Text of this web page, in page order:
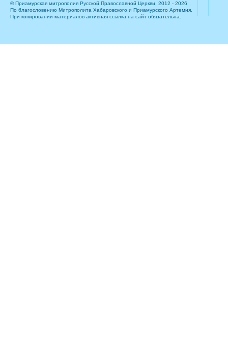
© Приамурская митрополия Русской Православной Церкви, 2012 - 2026
По благословению Митрополита Хабаровского и Приамурского Артемия.
При копировании материалов активная ссылка на сайт обязательна.